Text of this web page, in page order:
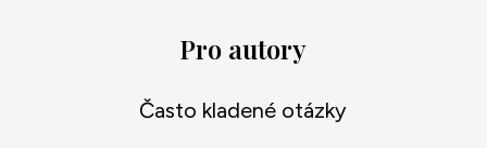
Pro autory
Často kladené otázky